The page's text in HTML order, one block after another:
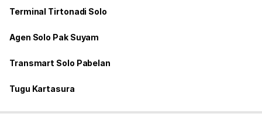
Terminal Tirtonadi Solo
Agen Solo Pak Suyam
Transmart Solo Pabelan
Tugu Kartasura